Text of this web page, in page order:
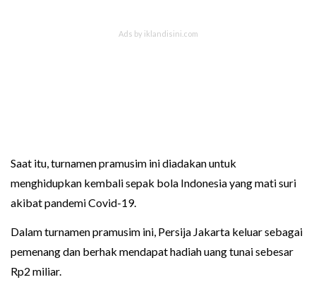
Saat itu, turnamen pramusim ini diadakan untuk
menghidupkan kembali sepak bola Indonesia yang mati suri
akibat pandemi Covid-19.
Dalam turnamen pramusim ini, Persija Jakarta keluar sebagai
pemenang dan berhak mendapat hadiah uang tunai sebesar
Rp2 miliar.